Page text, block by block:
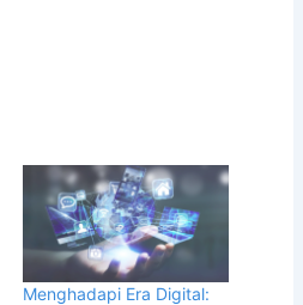
Menghadapi Era Digital: